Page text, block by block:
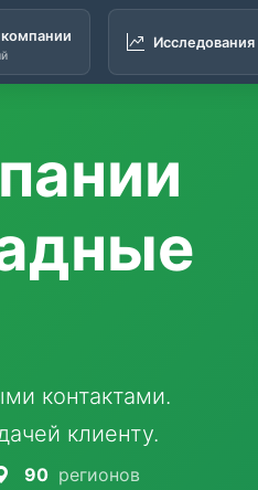
Исследования
контактами.
клиенту.
90 регионов